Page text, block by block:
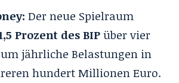
Der neue Spielraum
Prozent des BIPüber vier
jährliche Belastungen in
hundert Millionen Euro.